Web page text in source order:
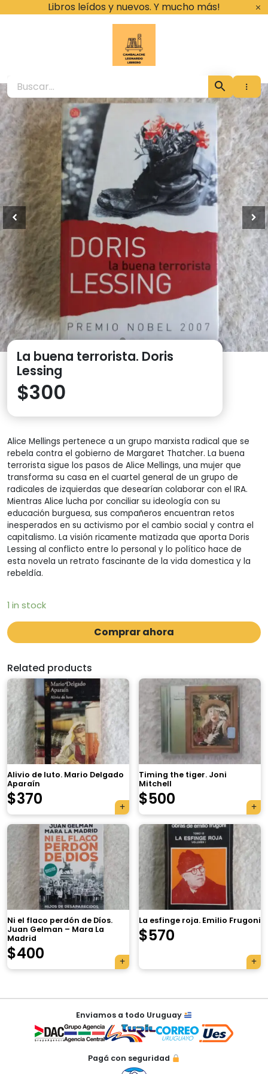
Libros leídos y nuevos. Y mucho más!
Cambalache
La buena terrorista. Doris
Lessing
$300
Alice Mellings pertenece a un grupo marxista radical que se
rebela contra el gobierno de Margaret Thatcher. La buena
terrorista sigue los pasos de Alice Mellings, una mujer que
transforma su casa en el cuartel general de un grupo de
radicales de izquierdas que desearían colaborar con el IRA.
Mientras Alice lucha por conciliar su ideología con su
educación burguesa, sus compañeros encuentran retos
inesperados en su activismo por el cambio social y contra el
capitalismo. La visión ricamente matizada que aporta Doris
Lessing al conflicto entre lo personal y lo político hace de
esta novela un retrato fascinante de la vida domestica y la
rebeldía.
1 in stock
Comprar ahora
Related products
Alivio de luto. Mario Delgado
Aparaín
$370
Timing the tiger. Joni
Mitchell
$500
Ni el flaco perdón de Díos.
Juan Gelman – Mara La
Madrid
$400
La esfinge roja. Emilio Frugoni
$570
Navegación
entradas
Enviamos a todo Uruguay
Pagá con seguridad
×
Tu carrito está vacío.
Agregá un producto y aparecerá acá
automáticamente.